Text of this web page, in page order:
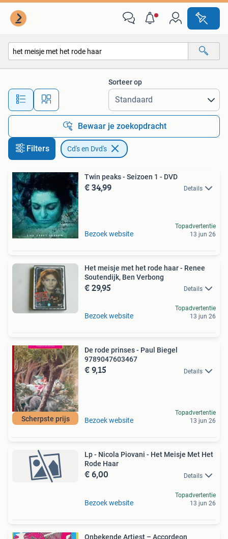
Alle afstanden…
Sorteer op
Bewaar je zoekopdracht
Filters Cd's en Dvd's
Twin peaks - Seizoen 1 - DVD
€ 34,99 Details
Bezoek website
Topadvertentie
13 jun 26
Het meisje met het rode haar - Renee
Soutendijk, Ben Verbong
€ 29,95 Details
Bezoek website
Topadvertentie
13 jun 26
Scherpste prijs
De rode prinses - Paul Biegel
9789047603467
€ 9,15 Details
Bezoek website
Topadvertentie
13 jun 26
Lp - Nicola Piovani - Het Meisje Met Het
Rode Haar
€ 6,00 Details
Bezoek website
Topadvertentie
13 jun 26
Onbekende Artiest – Accordeon